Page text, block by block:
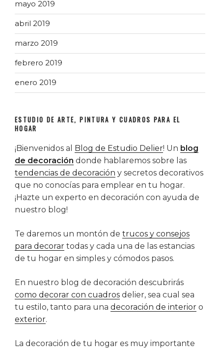
mayo 2019
abril 2019
marzo 2019
febrero 2019
enero 2019
ESTUDIO DE ARTE, PINTURA Y CUADROS PARA EL
HOGAR
¡Bienvenidos al Blog de Estudio Delier! Un blog
de decoración donde hablaremos sobre las
tendencias de decoración y secretos decorativos
que no conocías para emplear en tu hogar.
¡Hazte un experto en decoración con ayuda de
nuestro blog!
Te daremos un montón de trucos y consejos
para decorar todas y cada una de las estancias
de tu hogar en simples y cómodos pasos.
En nuestro blog de decoración descubrirás
como decorar con cuadros delier, sea cual sea
tu estilo, tanto para una decoración de interior o
exterior.
La decoración de tu hogar es muy importante